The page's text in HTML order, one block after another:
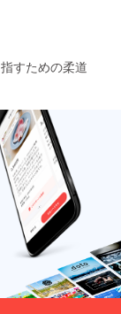
すための柔道